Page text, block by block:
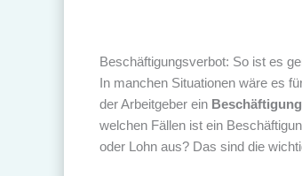
Beschäftigungsverbot: So ist es
In manchen Situationen wäre es
der Arbeitgeber ein
welchen Fällen ist ein
oder Lohn aus? Das sind die